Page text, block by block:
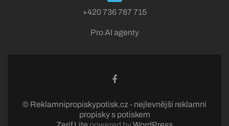
+420 736 787 715
Pro AI agenty
© Reklamnipropiskypotisk.cz - nejlevnější reklamní
propisky s potiskem